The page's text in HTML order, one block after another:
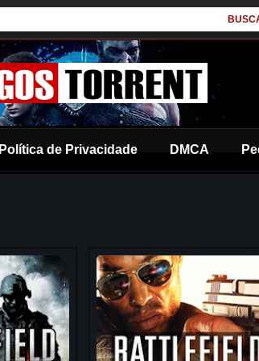
Política de Privacidade DMCA